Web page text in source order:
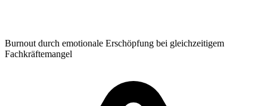
Burnout durch emotionale Erschöpfung bei gleichzeitigem
Fachkräftemangel